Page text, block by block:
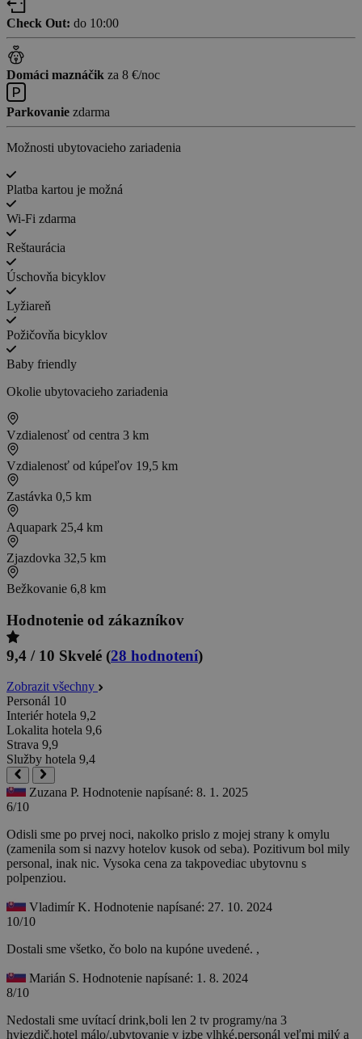
Check Out: do 10:00
Domáci maznáčik za 8 €/noc
Parkovanie zdarma
Možnosti ubytovacieho zariadenia
Platba kartou je možná
Wi-Fi zdarma
Reštaurácia
Úschovňa bicyklov
Lyžiareň
Požičovňa bicyklov
Baby friendly
Okolie ubytovacieho zariadenia
Vzdialenosť od centra 3 km
Vzdialenosť od kúpeľov 19,5 km
Zastávka 0,5 km
Aquapark 25,4 km
Zjazdovka 32,5 km
Bežkovanie 6,8 km
Hodnotenie od zákazníkov
9,4 / 10 Skvelé (28 hodnotení)
Zobrazit všechny
Personál 10
Interiér hotela 9,2
Lokalita hotela 9,6
Strava 9,9
Služby hotela 9,4
Zuzana P. Hodnotenie napísané: 8. 1. 2025
6/10
Odisli sme po prvej noci, nakolko prislo z mojej strany k omylu
(zamenila som si nazvy hotelov kusok od seba). Pozitivum bol mily
personal, inak nic. Vysoka cena za takpovediac ubytovnu s
polpenziou.
Vladimír K. Hodnotenie napísané: 27. 10. 2024
10/10
Dostali sme všetko, čo bolo na kupóne uvedené. ,
Marián S. Hodnotenie napísané: 1. 8. 2024
8/10
Nedostali sme uvítací drink,boli len 2 tv programy/na 3
hviezdič.hotel málo/,ubytovanie v izbe vlhké,personál veľmi milý a